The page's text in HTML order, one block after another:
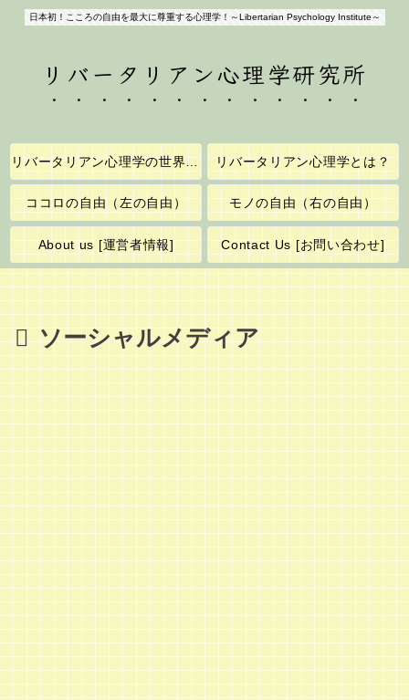
日本初！こころの自由を最大に尊重する心理学！～Libertarian Psychology Institute～
リバータリアン心理学研究所
リバータリアン心理学の世界へようこそ！ リバータリアン心理学とは？
ココロの自由（左の自由） モノの自由（右の自由）
About us [運営者情報] Contact Us [お問い合わせ]
ソーシャルメディア